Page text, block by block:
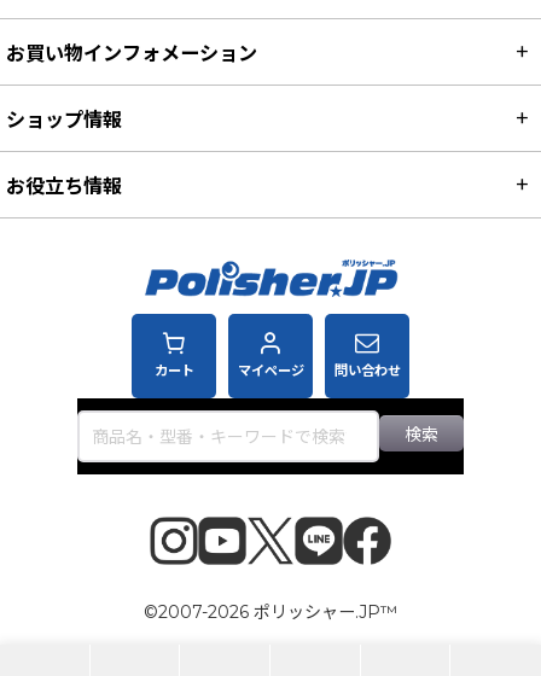
カート マイページ 問い合わせ
検索
お買い物インフォメーション
ショップ情報
お役立ち情報
©2007-2026 ポリッシャー.JP™